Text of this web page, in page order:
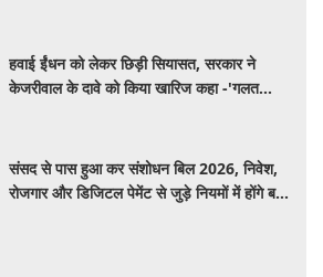
हवाई ईंधन को लेकर छिड़ी सियासत, सरकार ने
केजरीवाल के दावे को किया खारिज कहा -'गलत
संसद से पास हुआ कर संशोधन बिल 2026, निवेश,
रोजगार और डिजिटल पेमेंट से जुड़े नियमों में होंगे बड़े